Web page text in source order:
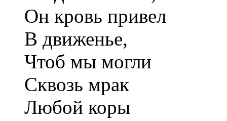
Он кровь привел
В движенье,
Чтоб мы могли
Сквозь мрак
Любой коры